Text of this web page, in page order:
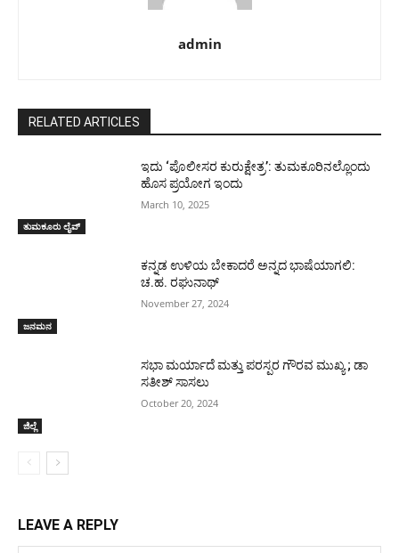
admin
RELATED ARTICLES
ತುಮಕೂರು ಲೈವ್
ಇದು ‘ಪೊಲೀಸರ ಕುರುಕ್ಷೇತ್ರ’: ತುಮಕೂರಿನಲ್ಲೊಂದು
ಹೊಸ ಪ್ರಯೋಗ ಇಂದು
March 10, 2025
ಜನಮನ
ಕನ್ನಡ ಉಳಿಯ ಬೇಕಾದರೆ ಅನ್ನದ ಭಾಷೆಯಾಗಲಿ:
ಚ.ಹ. ರಘುನಾಥ್
November 27, 2024
ಜಿಲ್ಲೆ
ಸಭಾ ಮರ್ಯಾದೆ ಮತ್ತು ಪರಸ್ಪರ ಗೌರವ ಮುಖ್ಯ ; ಡಾ
ಸತೀಶ್ ಸಾಸಲು
October 20, 2024
LEAVE A REPLY